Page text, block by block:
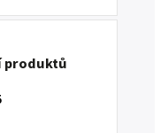
produktů